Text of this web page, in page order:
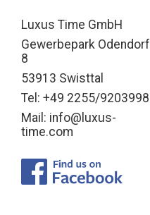
Luxus Time GmbH
Gewerbepark Odendorf
8
53913 Swisttal
Tel: +49 2255/9203998
Mail: info@luxus-
time.com